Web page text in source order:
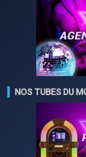
NOS TUBES DU